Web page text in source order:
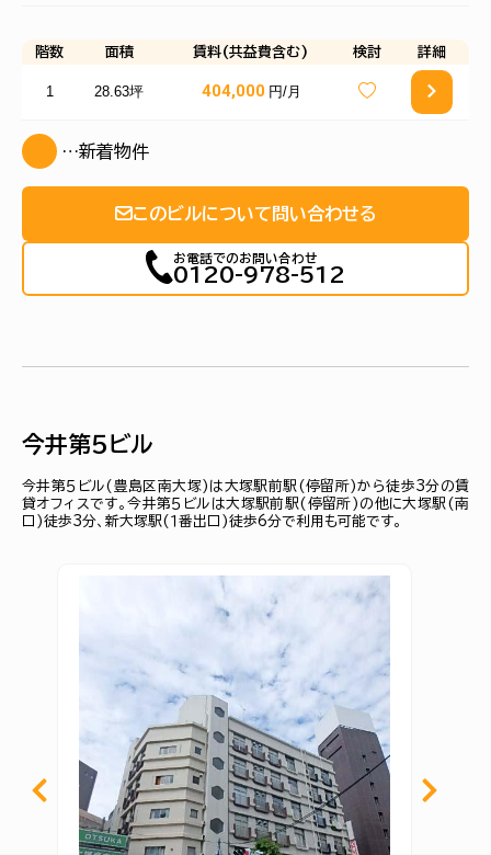
階数 面積 賃料(共益費含む) 検討 詳細
1 28.63坪 404,000 円/月
…新着物件
このビルについて問い合わせる
お電話でのお問い合わせ
0120-978-512
今井第５ビル
今井第５ビル(豊島区南大塚)は大塚駅前駅(停留所)から徒歩3分の賃
貸オフィスです。今井第５ビルは大塚駅前駅(停留所)の他に大塚駅(南
口)徒歩3分、新大塚駅(１番出口)徒歩6分で利用も可能です。